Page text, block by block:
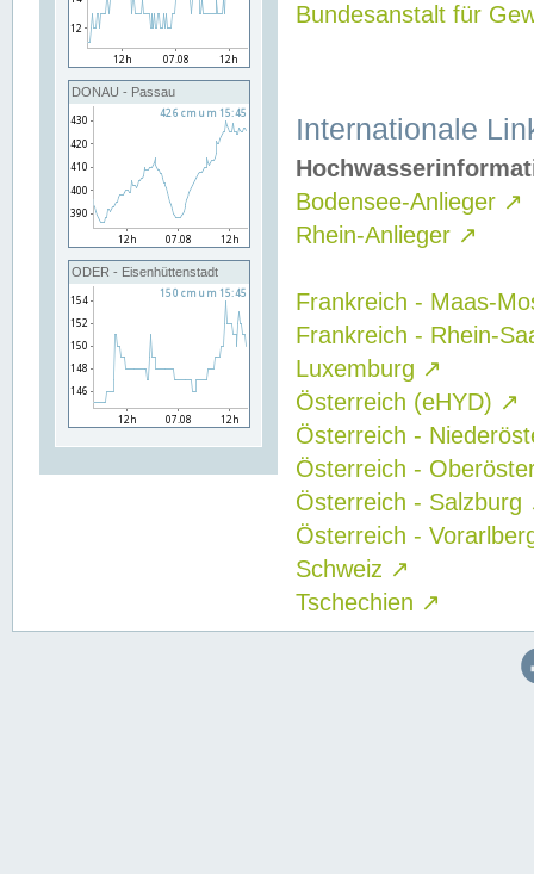
DONAU - Passau
ODER - Eisenhüttenstadt
Bundesanstalt für
Internationale
Bodensee-Anlieger ↗
Rhein-Anlieger ↗
Frankreich - Maas-
Frankreich - Rhein-
Luxemburg ↗
Österreich (eHYD) ↗
Österreich -
Österreich -
Österreich - Salzburg
Österreich -
Schweiz ↗
Tschechien ↗